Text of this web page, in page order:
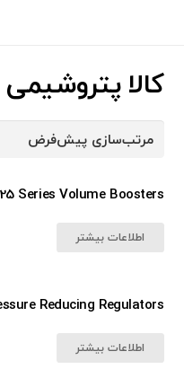
کالا پتروشیمی
Series Volume Boosters
اطلاعات بیشتر
Reducing Regulators
اطلاعات بیشتر